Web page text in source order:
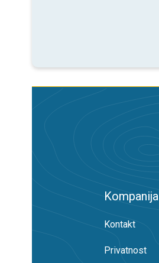
Kompanija
Kontakt
Privatnost